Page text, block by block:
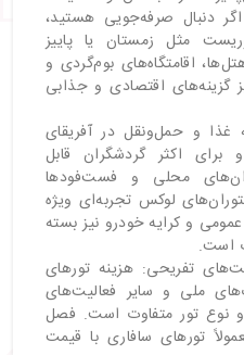
دنبال صرفه‌جویی هستید،
مثل زمستان یا پاییز
اقامتگاه‌های بوم‌گردی و
گزینه‌های اقتصادی و جذابی
غذا و حمل‌ونقل در آفریقای
اکثر گردشگران قابل
محلی و فست‌فودها
لوکس تجربه‌ای ویژه
و کرایه خودرو نیز بسته
است.
تفریحی: هزینه تورهای
ملی و سایر فعالیت‌های
نوع تور متفاوت است. فصل
تورهای سافاری با قیمت